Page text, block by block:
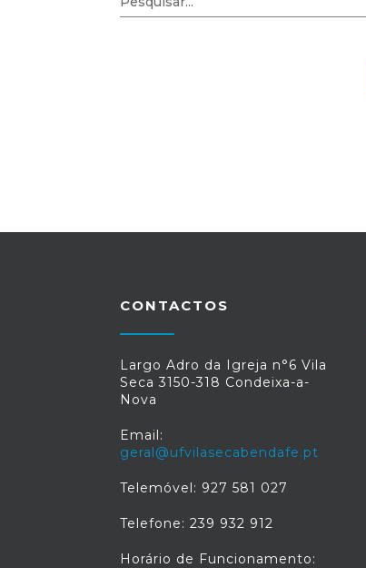
CONTACTOS
Largo Adro da Igreja n°6 Vila
Seca 3150-318 Condeixa-a-
Nova
Email:
geral@ufvilasecabendafe.pt
Telemóvel: 927 581 027
Telefone: 239 932 912
Horário de Funcionamento: